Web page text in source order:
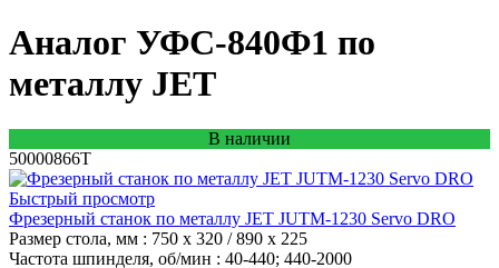
Аналог УФС-840Ф1 по
металлу JET
В наличии
50000866T
Быстрый просмотр
Фрезерный станок по металлу JET JUTM-1230 Servo DRO
Размер стола, мм : 750 x 320 / 890 x 225
Частота шпинделя, об/мин : 40-440; 440-2000